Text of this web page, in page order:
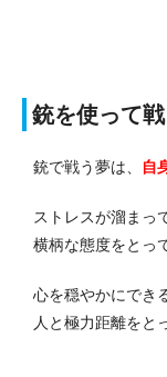
銃を使って
銃で戦う夢は、 自
ストレスが溜まっ
横柄な態度をとっ
心を穏やかにでき
人と極力距離をと